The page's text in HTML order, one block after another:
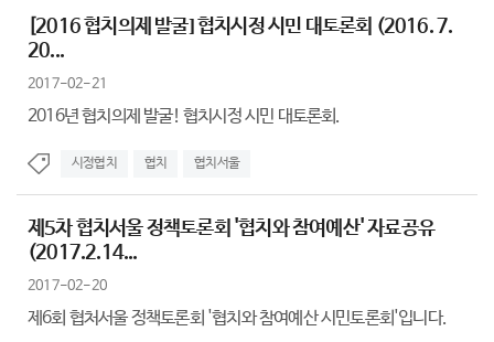
[2016 협치의제 발굴] 협치시정 시민 대토론회 (2016. 7.
20...
2017-02-21
2016년 협치의제 발굴! 협치시정 시민 대토론회.
시정협치 협치 협치서울
제5차 협치서울 정책토론회 '협치와 참여예산' 자료공유
(2017.2.14...
2017-02-20
제6회 협처서울 정책토론회 '협치와 참여예산 시민토론회'입니다.